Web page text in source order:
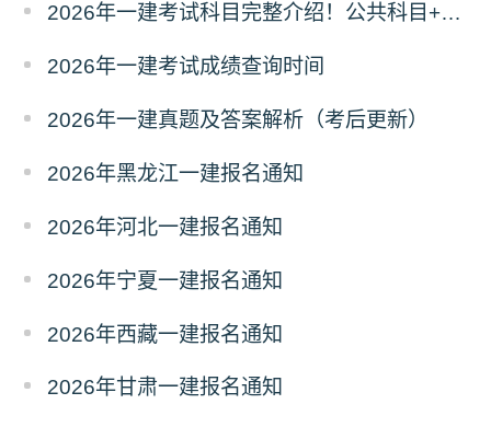
2026年一建考试科目完整介绍！公共科目+专业科目
2026年一建考试成绩查询时间
2026年一建真题及答案解析（考后更新）
2026年黑龙江一建报名通知
2026年河北一建报名通知
2026年宁夏一建报名通知
2026年西藏一建报名通知
2026年甘肃一建报名通知